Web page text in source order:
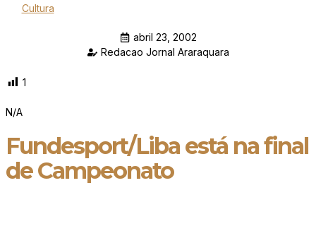
Cultura
abril 23, 2002
Redacao Jornal Araraquara
1
N/A
Fundesport/Liba está na final
de Campeonato